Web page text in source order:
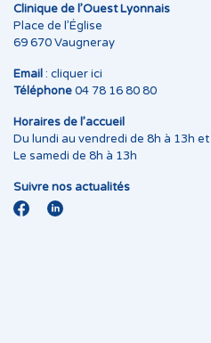
Clinique de l’Ouest Lyonnais
Place de l’Église
69 670 Vaugneray
Email : cliquer ici
Téléphone04 78 16 80 80
Horaires de l’accueil
Du lundi au vendredi de 8h à 13h
Le samedi de 8h à 13h
Suivre nos actualités